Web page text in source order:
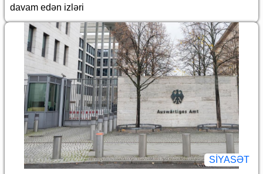
davam edən izləri
SİYASƏT